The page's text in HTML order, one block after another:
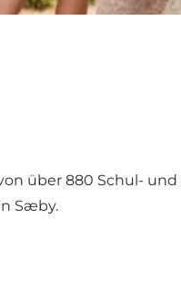
über 880 Schul-
Sæby.